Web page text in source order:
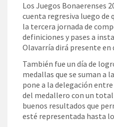
Los Juegos Bonaerenses
cuenta regresiva luego de
la tercera jornada de
definiciones y pases a
Olavarría dirá presente en
También fue un día de
medallas que se suman a
pone a la delegación
del medallero con un total
buenos resultados que
esté representada hasta